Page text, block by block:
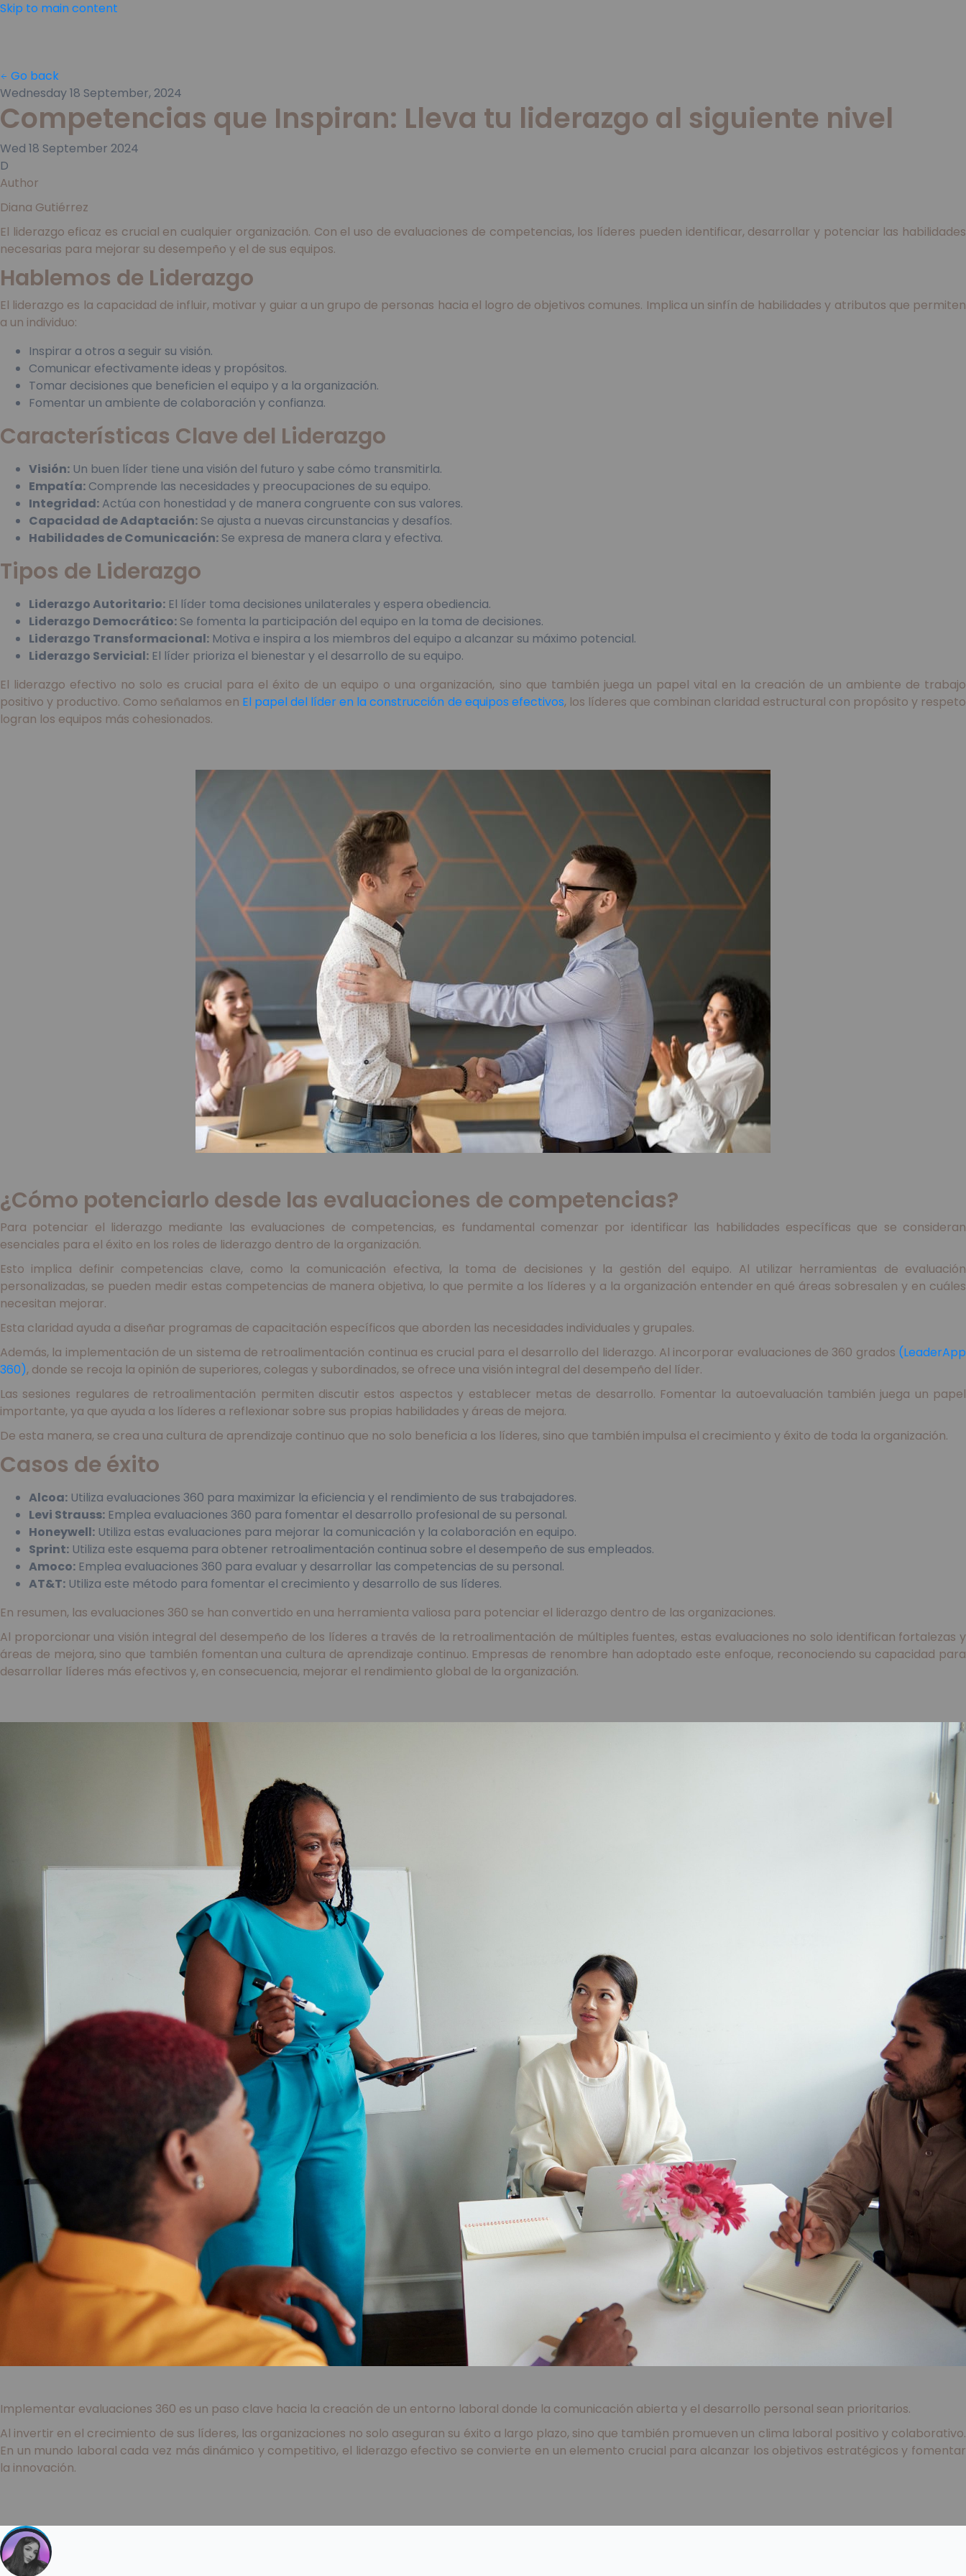
Skip to main content
Go back
Wednesday 18 September, 2024
Competencias que Inspiran: Lleva tu liderazgo al siguiente nivel
Wed 18 September 2024
D
Author
Diana Gutiérrez
El liderazgo eficaz es crucial en cualquier organización. Con el uso de evaluaciones de competencias, los líderes pueden identificar, desarrollar y potenciar las habilidades
necesarias para mejorar su desempeño y el de sus equipos.
Hablemos de Liderazgo
El liderazgo es la capacidad de influir, motivar y guiar a un grupo de personas hacia el logro de objetivos comunes. Implica un sinfín de habilidades y atributos que permiten
a un individuo:
Inspirar a otros a seguir su visión.
Comunicar efectivamente ideas y propósitos.
Tomar decisiones que beneficien el equipo y a la organización.
Fomentar un ambiente de colaboración y confianza.
Características Clave del Liderazgo
Visión: Un buen líder tiene una visión del futuro y sabe cómo transmitirla.
Empatía: Comprende las necesidades y preocupaciones de su equipo.
Integridad: Actúa con honestidad y de manera congruente con sus valores.
Capacidad de Adaptación: Se ajusta a nuevas circunstancias y desafíos.
Habilidades de Comunicación: Se expresa de manera clara y efectiva.
Tipos de Liderazgo
Liderazgo Autoritario: El líder toma decisiones unilaterales y espera obediencia.
Liderazgo Democrático: Se fomenta la participación del equipo en la toma de decisiones.
Liderazgo Transformacional: Motiva e inspira a los miembros del equipo a alcanzar su máximo potencial.
Liderazgo Servicial: El líder prioriza el bienestar y el desarrollo de su equipo.
El liderazgo efectivo no solo es crucial para el éxito de un equipo o una organización, sino que también juega un papel vital en la creación de un ambiente de trabajo
positivo y productivo. Como señalamos en El papel del líder en la construcción de equipos efectivos, los líderes que combinan claridad estructural con propósito y respeto
logran los equipos más cohesionados.
¿Cómo potenciarlo desde las evaluaciones de competencias?
Para potenciar el liderazgo mediante las evaluaciones de competencias, es fundamental comenzar por identificar las habilidades específicas que se consideran
esenciales para el éxito en los roles de liderazgo dentro de la organización.
Esto implica definir competencias clave, como la comunicación efectiva, la toma de decisiones y la gestión del equipo. Al utilizar herramientas de evaluación
personalizadas, se pueden medir estas competencias de manera objetiva, lo que permite a los líderes y a la organización entender en qué áreas sobresalen y en cuáles
necesitan mejorar.
Esta claridad ayuda a diseñar programas de capacitación específicos que aborden las necesidades individuales y grupales.
Además, la implementación de un sistema de retroalimentación continua es crucial para el desarrollo del liderazgo. Al incorporar evaluaciones de 360 grados (LeaderApp
360), donde se recoja la opinión de superiores, colegas y subordinados, se ofrece una visión integral del desempeño del líder.
Las sesiones regulares de retroalimentación permiten discutir estos aspectos y establecer metas de desarrollo. Fomentar la autoevaluación también juega un papel
importante, ya que ayuda a los líderes a reflexionar sobre sus propias habilidades y áreas de mejora.
De esta manera, se crea una cultura de aprendizaje continuo que no solo beneficia a los líderes, sino que también impulsa el crecimiento y éxito de toda la organización.
Casos de éxito
Alcoa: Utiliza evaluaciones 360 para maximizar la eficiencia y el rendimiento de sus trabajadores.
Levi Strauss: Emplea evaluaciones 360 para fomentar el desarrollo profesional de su personal.
Honeywell: Utiliza estas evaluaciones para mejorar la comunicación y la colaboración en equipo.
Sprint: Utiliza este esquema para obtener retroalimentación continua sobre el desempeño de sus empleados.
Amoco: Emplea evaluaciones 360 para evaluar y desarrollar las competencias de su personal.
AT&T: Utiliza este método para fomentar el crecimiento y desarrollo de sus líderes.
En resumen, las evaluaciones 360 se han convertido en una herramienta valiosa para potenciar el liderazgo dentro de las organizaciones.
Al proporcionar una visión integral del desempeño de los líderes a través de la retroalimentación de múltiples fuentes, estas evaluaciones no solo identifican fortalezas y
áreas de mejora, sino que también fomentan una cultura de aprendizaje continuo. Empresas de renombre han adoptado este enfoque, reconociendo su capacidad para
desarrollar líderes más efectivos y, en consecuencia, mejorar el rendimiento global de la organización.
Implementar evaluaciones 360 es un paso clave hacia la creación de un entorno laboral donde la comunicación abierta y el desarrollo personal sean prioritarios.
Al invertir en el crecimiento de sus líderes, las organizaciones no solo aseguran su éxito a largo plazo, sino que también promueven un clima laboral positivo y colaborativo.
En un mundo laboral cada vez más dinámico y competitivo, el liderazgo efectivo se convierte en un elemento crucial para alcanzar los objetivos estratégicos y fomentar
la innovación.